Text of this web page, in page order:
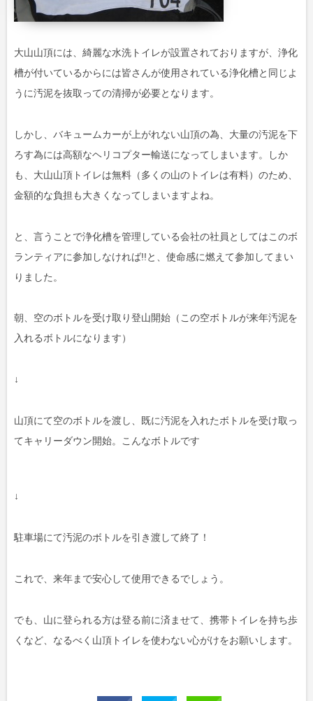
大山山頂には、綺麗な水洗トイレが設置されておりますが、浄化
槽が付いているからには皆さんが使用されている浄化槽と同じよ
うに汚泥を抜取っての清掃が必要となります。
しかし、バキュームカーが上がれない山頂の為、大量の汚泥を下
ろす為には高額なヘリコプター輸送になってしまいます。しか
も、大山山頂トイレは無料（多くの山のトイレは有料）のため、
金額的な負担も大きくなってしまいますよね。
と、言うことで浄化槽を管理している会社の社員としてはこのボ
ランティアに参加しなければ!!と、使命感に燃えて参加してまい
りました。
朝、空のボトルを受け取り登山開始（この空ボトルが来年汚泥を
入れるボトルになります）
↓
山頂にて空のボトルを渡し、既に汚泥を入れたボトルを受け取っ
てキャリーダウン開始。こんなボトルです
↓
駐車場にて汚泥のボトルを引き渡して終了！
これで、来年まで安心して使用できるでしょう。
でも、山に登られる方は登る前に済ませて、携帯トイレを持ち歩
くなど、なるべく山頂トイレを使わない心がけをお願いします。